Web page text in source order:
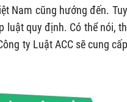
Nam cũng hướng đến.
luật quy định. Có thể nói,
ty Luật ACC sẽ cung